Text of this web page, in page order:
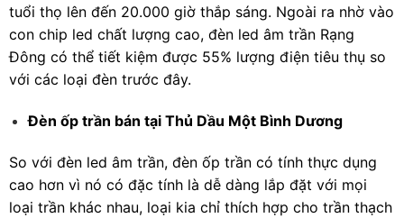
tuổi thọ lên đến 20.000 giờ thắp sáng. Ngoài ra nhờ vào
con chip led chất lượng cao, đèn led âm trần Rạng
Đông có thể tiết kiệm được 55% lượng điện tiêu thụ so
với các loại đèn trước đây.
Đèn ốp trần bán tại Thủ Dầu Một Bình Dương
So với đèn led âm trần, đèn ốp trần có tính thực dụng
cao hơn vì nó có đặc tính là dễ dàng lắp đặt với mọi
loại trần khác nhau, loại kia chỉ thích hợp cho trần thạch